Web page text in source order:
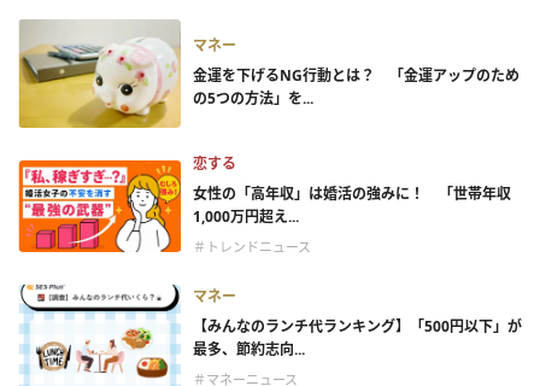
マネー
金運を下げるNG行動とは？ 「金運アップのため
の5つの方法」を...
恋する
女性の「高年収」は婚活の強みに！ 「世帯年収
1,000万円超え...
＃トレンドニュース
マネー
【みんなのランチ代ランキング】「500円以下」が
最多、節約志向...
＃マネーニュース